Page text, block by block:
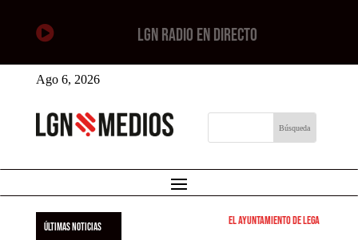
 LGN RADIO EN DIRECTO
Ago 6, 2026
ÚLTIMAS NOTICIAS El Ayuntamiento de Leganés